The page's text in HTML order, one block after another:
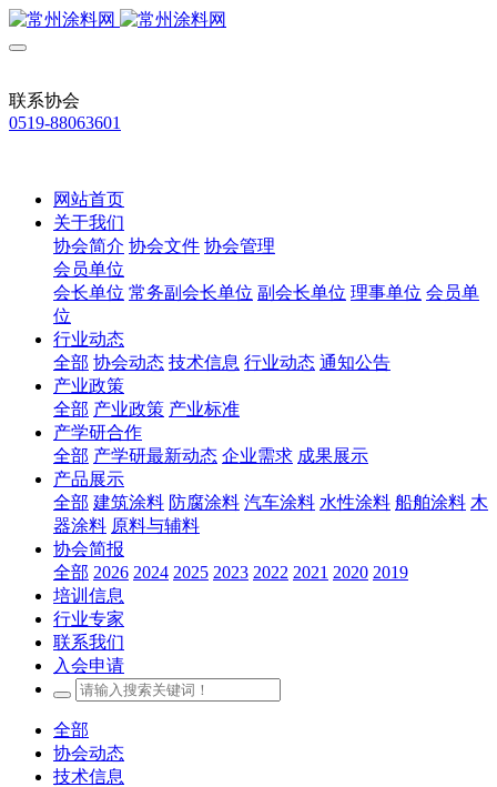
联系协会
0519-88063601
网站首页
关于我们
协会简介 协会文件 协会管理
会员单位
会长单位 常务副会长单位 副会长单位 理事单位 会员单
位
行业动态
全部 协会动态 技术信息 行业动态 通知公告
产业政策
全部 产业政策 产业标准
产学研合作
全部 产学研最新动态 企业需求 成果展示
产品展示
全部 建筑涂料 防腐涂料 汽车涂料 水性涂料 船舶涂料 木
器涂料 原料与辅料
协会简报
全部 2026 2024 2025 2023 2022 2021 2020 2019
培训信息
行业专家
联系我们
入会申请
全部
协会动态
技术信息